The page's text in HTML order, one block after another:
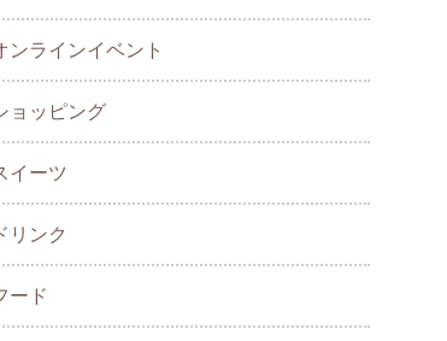
ンラインイベント
ョッピング
イーツ
リンク
ード